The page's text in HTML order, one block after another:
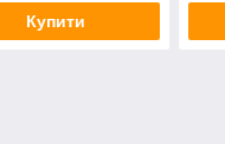
Купити